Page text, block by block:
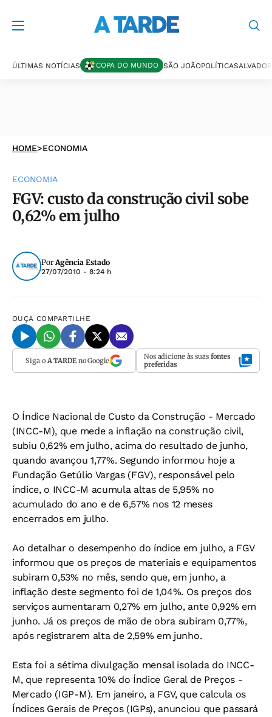
ÚLTIMAS NOTÍCIAS COPA DO MUNDO SÃO JOÃOPOLÍTICASALVADOR
HOME>ECONOMIA
ECONOMIA
FGV: custo da construção civil sobe
0,62% em julho
PorAgência Estado
27/07/2010 - 8:24 h
OUÇA COMPARTILHE
Siga o A TARDEno Google Nos adicione às suas fontes
preferidas
O Índice Nacional de Custo da Construção - Mercado
(INCC-M), que mede a inflação na construção civil,
subiu 0,62% em julho, acima do resultado de junho,
quando avançou 1,77%. Segundo informou hoje a
Fundação Getúlio Vargas (FGV), responsável pelo
índice, o INCC-M acumula altas de 5,95% no
acumulado do ano e de 6,57% nos 12 meses
encerrados em julho.
Ao detalhar o desempenho do índice em julho, a FGV
informou que os preços de materiais e equipamentos
subiram 0,53% no mês, sendo que, em junho, a
inflação deste segmento foi de 1,04%. Os preços dos
serviços aumentaram 0,27% em julho, ante 0,92% em
junho. Já os preços de mão de obra subiram 0,77%,
após registrarem alta de 2,59% em junho.
Esta foi a sétima divulgação mensal isolada do INCC-
M, que representa 10% do Índice Geral de Preços -
Mercado (IGP-M). Em janeiro, a FGV, que calcula os
Índices Gerais de Preços (IGPs), anunciou que passará